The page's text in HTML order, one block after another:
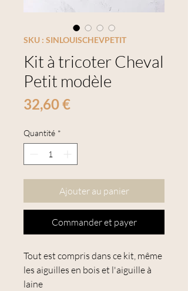
SKU : SINLOUISCHEVPETIT
Kit à tricoter Cheval
Petit modèle
32,60 €Prix
Quantité *
Ajouter au panier
Commander et payer
Tout est compris dans ce kit, même
les aiguilles en bois et l'aiguille à
laine